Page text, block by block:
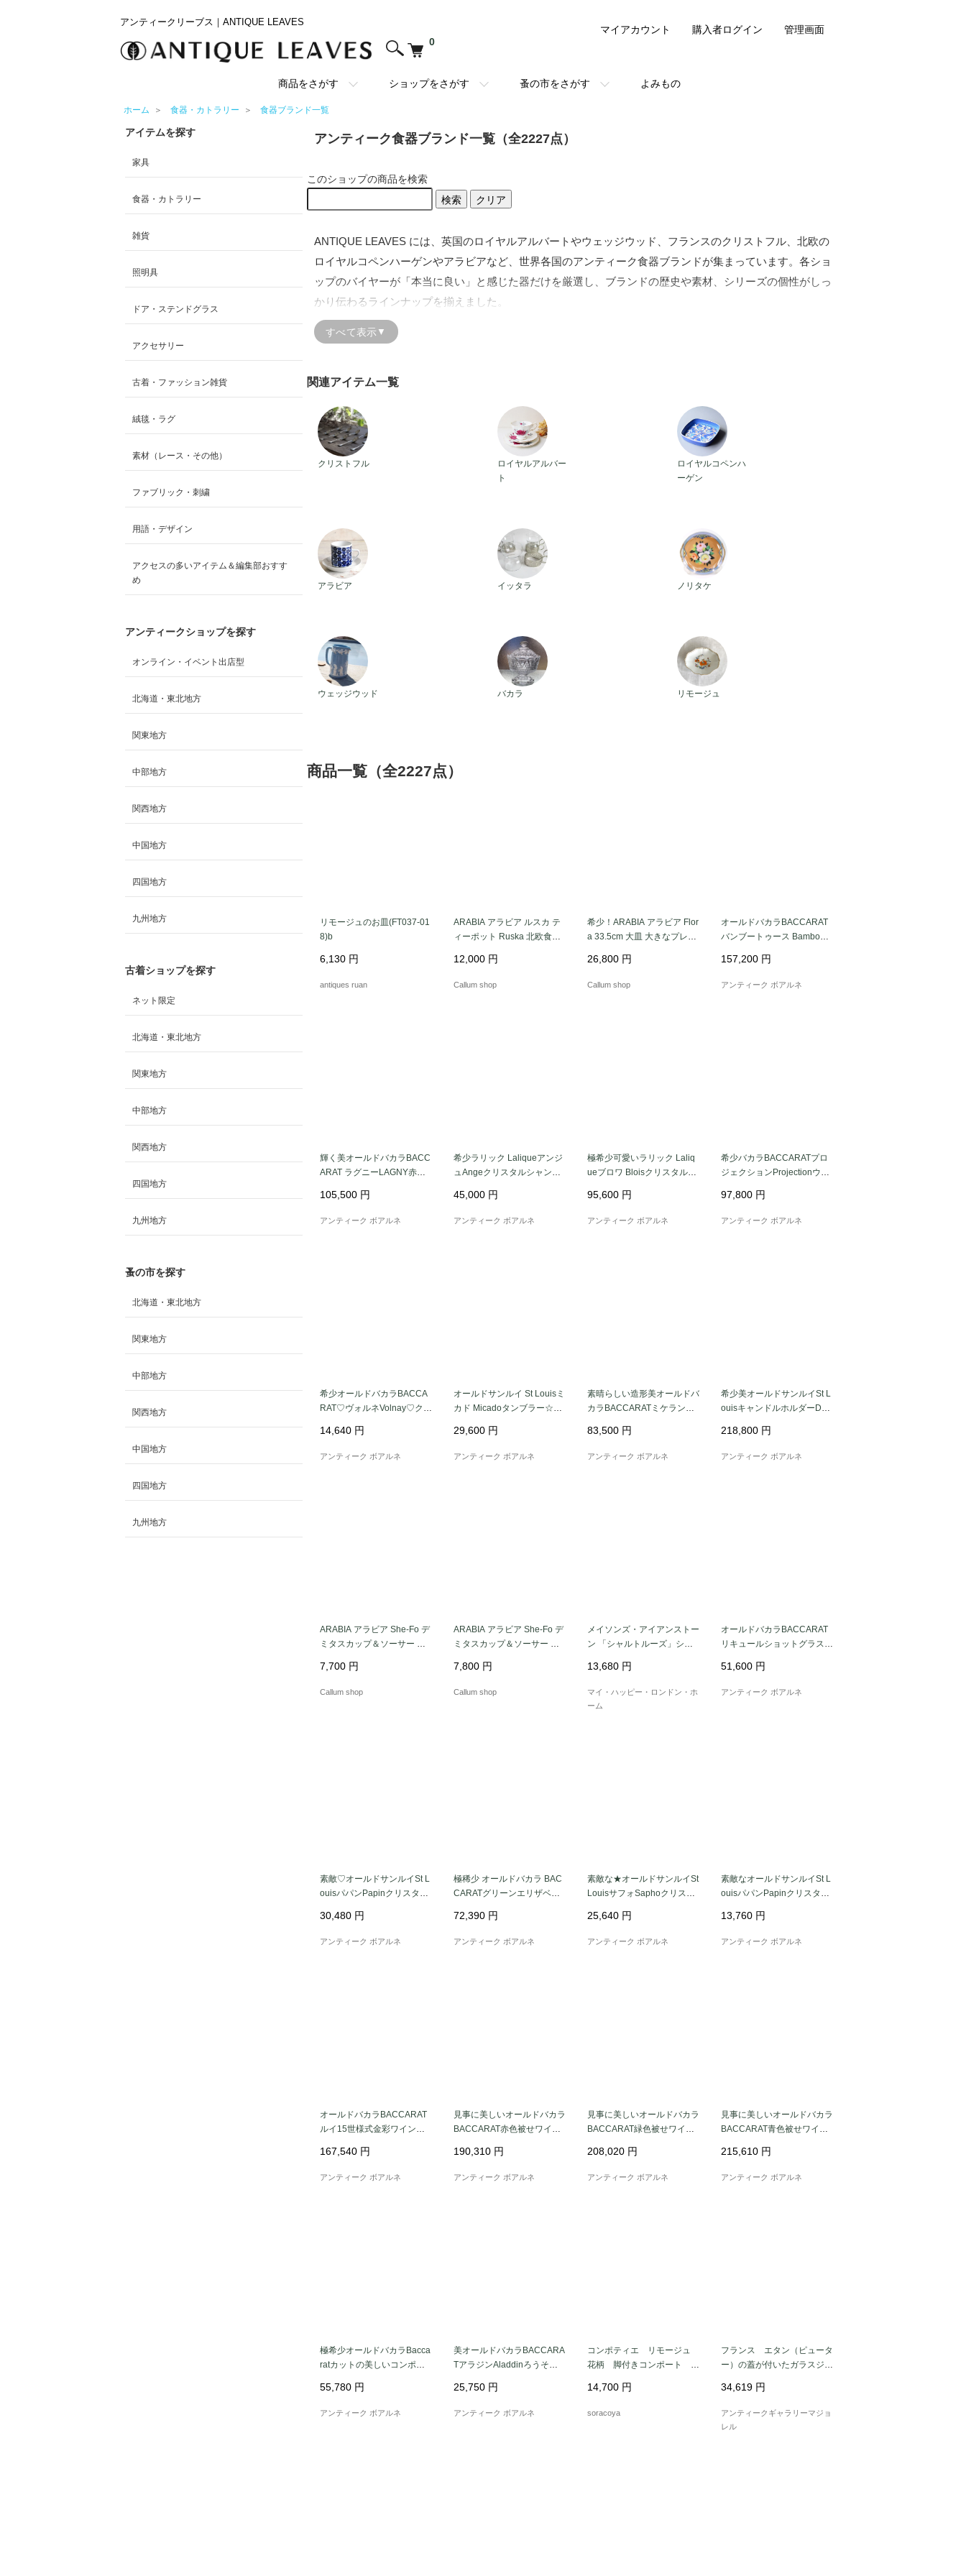
アンティークリーブス｜ANTIQUE LEAVES
0
商品をさがす ショップをさがす 蚤の市をさがす よみもの
マイアカウント 購入者ログイン 管理画面
ホーム ＞ 食器・カトラリー ＞ 食器ブランド一覧
アンティーク食器ブランド一覧（全2227点）
このショップの商品を検索
検索 クリア
ANTIQUE LEAVES には、英国のロイヤルアルバートやウェッジウッド、フランスのクリストフル、北欧の
ロイヤルコペンハーゲンやアラビアなど、世界各国のアンティーク食器ブランドが集まっています。各ショ
ップのバイヤーが「本当に良い」と感じた器だけを厳選し、ブランドの歴史や素材、シリーズの個性がしっ
かり伝わるラインナップを揃えました。
同じアンティーク食器でも、ブランドによって得意とする素材や技法、時代背景はさまざまです。ボーンチ
でもあります。
この「アンティーク食器ブランド一覧」ページでは、主要ブランドの特徴や代表シリーズ、素材の違い、選
び方のポイントをひと目で比較できるよう整理しました。アンティークが初めての方でも、気になるブラン
ドから自然に読み進められる構成になっています。
ヨーロッパの華やかな名窯、北欧の静かな美しさ、日本の洋食器の確かな技術など、世界には個性豊かなブ
してみてください。
すべて表示 ▼
関連アイテム一覧
アンティーククリストフル
クリストフル
アンティークロイヤルアルバート
ロイヤルアルバー
ト
アンティークロイヤルコペンハーゲン
ロイヤルコペンハ
ーゲン
アンティークアラビア
アラビア
アンティークイッタラ
イッタラ
アンティークノリタケ
ノリタケ
アンティークウェッジウッド
ウェッジウッド
アンティークバカラ
バカラ
アンティークリモージュ
リモージュ
商品一覧（全2227点）
リモージュのお皿(FT037-01
8)b
6,130 円
antiques ruan
ARABIA アラビア ルスカ テ
ィーポット Ruska 北欧食器
ンテージ アンティーク_it33
40
12,000 円
Callum shop
希少！ARABIA アラビア Flor
a 33.5cm 大皿 大きなプレー
テージ アンティーク_it3333
26,800 円
Callum shop
オールドバカラBACCARAT
バンブートゥース BambouT
157,200 円
アンティーク ボアルネ
輝く美オールドバカラBACC
ARAT ラグニーLAGNY赤色
105,500 円
アンティーク ボアルネ
希少ラリック Laliqueアンジ
ュAngeクリスタルシャンパ
45,000 円
アンティーク ボアルネ
極希少可愛いラリック Laliq
ueブロワ Bloisクリスタルワ
95,600 円
アンティーク ボアルネ
希少バカラBACCARATプロ
ジェクションProjectionウイ
97,800 円
アンティーク ボアルネ
希少オールドバカラBACCA
RAT♡ヴォルネVolnay♡クリ
14,640 円
アンティーク ボアルネ
オールドサンルイ St Louisミ
カド Micadoタンブラー☆美
29,600 円
アンティーク ボアルネ
素晴らしい造形美オールドバ
カラBACCARATミケランジ
83,500 円
アンティーク ボアルネ
希少美オールドサンルイSt L
ouisキャンドルホルダーDau
218,800 円
アンティーク ボアルネ
ARABIA アラビア She-Fo デ
ミタスカップ＆ソーサー シ
ド 陶器 北欧 ヴィンテージ ア
ンティーク_it3310
7,700 円
Callum shop
ARABIA アラビア She-Fo デ
ミタスカップ＆ソーサー シ
ド 陶器 北欧 ヴィンテージ ア
ンティーク_it3309
7,800 円
Callum shop
メイソンズ・アイアンストー
ン 「シャルトルーズ」シリ
ュ、1930 年代頃｜イギリス
発送（到着まで1-2週間）
13,680 円
マイ・ハッピー・ロンドン・ホ
ーム
オールドバカラBACCARAT
リキュールショットグラス★
51,600 円
アンティーク ボアルネ
素敵♡オールドサンルイSt L
ouisパパンPapinクリスタル
30,480 円
アンティーク ボアルネ
極稀少 オールドバカラ BAC
CARATグリーンエリザベー
72,390 円
アンティーク ボアルネ
素敵な★オールドサンルイSt
LouisサフォSaphoクリスタ
25,640 円
アンティーク ボアルネ
素敵なオールドサンルイSt L
ouisパパンPapinクリスタル
13,760 円
アンティーク ボアルネ
オールドバカラBACCARAT
ルイ15世様式金彩ワイング
167,540 円
アンティーク ボアルネ
見事に美しいオールドバカラ
BACCARAT赤色被せワイン
190,310 円
アンティーク ボアルネ
見事に美しいオールドバカラ
BACCARAT緑色被せワイン
208,020 円
アンティーク ボアルネ
見事に美しいオールドバカラ
BACCARAT青色被せワイン
215,610 円
アンティーク ボアルネ
極希少オールドバカラBacca
ratカットの美しいコンポー
55,780 円
アンティーク ボアルネ
美オールドバカラBACCARA
TアラジンAladdinろうそく
25,750 円
アンティーク ボアルネ
コンポティエ リモージュ
花柄 脚付きコンポート Li
14,700 円
soracoya
フランス エタン（ピュータ
ー）の蓋が付いたガラスジャ
34,619 円
アンティークギャラリーマジョ
レル
アイテムを探す
家具
食器・カトラリー
雑貨
照明具
ドア・ステンドグラス
アクセサリー
古着・ファッション雑貨
絨毯・ラグ
素材（レース・その他）
ファブリック・刺繍
用語・デザイン
アクセスの多いアイテム＆編集部おすす
め
アンティークショップを探す
オンライン・イベント出店型
北海道・東北地方
関東地方
中部地方
関西地方
中国地方
四国地方
九州地方
古着ショップを探す
ネット限定
北海道・東北地方
関東地方
中部地方
関西地方
四国地方
九州地方
蚤の市を探す
北海道・東北地方
関東地方
中部地方
関西地方
中国地方
四国地方
九州地方